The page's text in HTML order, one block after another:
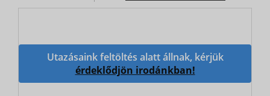
Utazásaink feltöltés alatt állnak, kérjük
érdeklődjön irodánkban!